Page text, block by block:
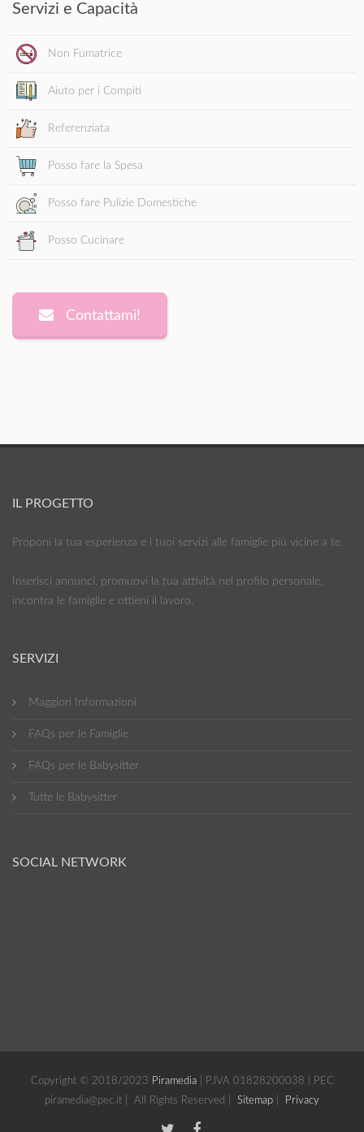
Servizi e Capacità
Non Fumatrice
Aiuto per i Compiti
Referenziata
Posso fare la Spesa
Posso fare Pulizie Domestiche
Posso Cucinare
Contattami!
IL PROGETTO
Proponi la tua esperienza e i tuoi servizi alle famiglie più vicine a te.
Inserisci annunci, promuovi la tua attività nel profilo personale,
incontra le famiglie e ottieni il lavoro.
SERVIZI
Maggiori Informazioni
FAQs per le Famiglie
FAQs per le Babysitter
Tutte le Babysitter
SOCIAL NETWORK
Copyright © 2018/2023 Piramedia| P.IVA 01828200038 | PEC
piramedia@pec.it | All Rights Reserved | Sitemap Privacy